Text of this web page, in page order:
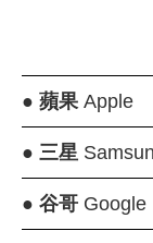
● 蘋果Apple
● 三星
● 谷哥Google